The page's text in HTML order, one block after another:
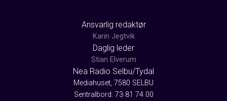
Ansvarlig redaktør
Karin Jegtvik
Daglig leder
Stian Elverum
Nea Radio Selbu/Tydal
Mediahuset, 7580 SELBU
Sentralbord: 73 81 74 00